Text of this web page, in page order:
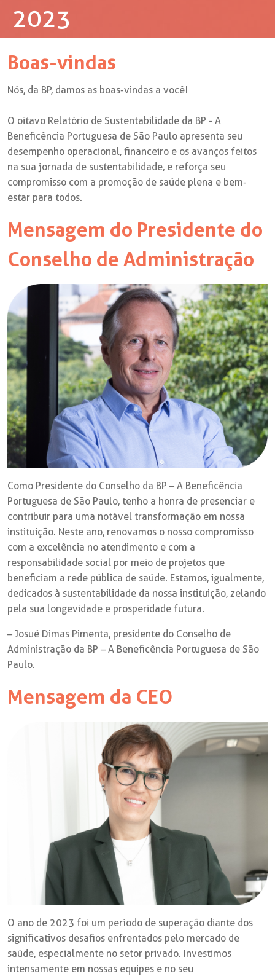
2023
Boas-vindas
Nós, da BP, damos as boas-vindas a você!
O oitavo Relatório de Sustentabilidade da BP - A
Beneficência Portuguesa de São Paulo apresenta seu
desempenho operacional, financeiro e os avanços feitos
na sua jornada de sustentabilidade, e reforça seu
compromisso com a promoção de saúde plena e bem-
estar para todos.
Mensagem do Presidente do
Conselho de Administração
Como Presidente do Conselho da BP – A Beneficência
Portuguesa de São Paulo, tenho a honra de presenciar e
contribuir para uma notável transformação em nossa
instituição. Neste ano, renovamos o nosso compromisso
com a excelência no atendimento e com a
responsabilidade social por meio de projetos que
beneficiam a rede pública de saúde. Estamos, igualmente,
dedicados à sustentabilidade da nossa instituição, zelando
pela sua longevidade e prosperidade futura.
– Josué Dimas Pimenta, presidente do Conselho de
Administração da BP – A Beneficência Portuguesa de São
Paulo.
Mensagem da CEO
O ano de 2023 foi um período de superação diante dos
significativos desafios enfrentados pelo mercado de
saúde, especialmente no setor privado. Investimos
intensamente em nossas equipes e no seu